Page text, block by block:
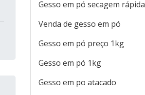
Gesso em pó secagem rápida
Venda de gesso em pó
Gesso em pó preço 1kg
Gesso em pó 1kg
Gesso em po atacado